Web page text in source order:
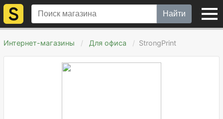
Найти
Интернет-магазины Для офиса StrongPrint